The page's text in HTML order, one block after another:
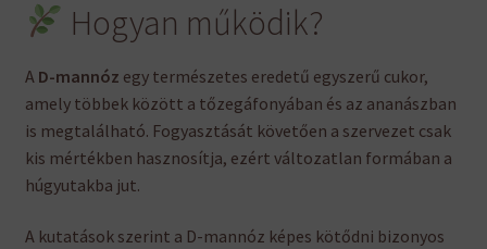
Hogyan működik?
A D-mannóz egy természetes eredetű egyszerű cukor,
amely többek között a tőzegáfonyában és az ananászban
is megtalálható. Fogyasztását követően a szervezet csak
kis mértékben hasznosítja, ezért változatlan formában a
húgyutakba jut.
A kutatások szerint a D-mannóz képes kötődni bizonyos